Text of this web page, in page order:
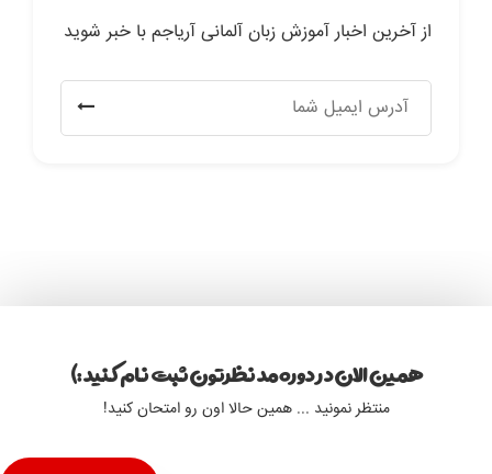
از آخرین اخبار آموزش زبان آلمانی آریاجم با خبر شوید
همین الان در دوره مد نظرتون ثبت نام کنید :)
منتظر نمونید ... همین حالا اون رو امتحان کنید!